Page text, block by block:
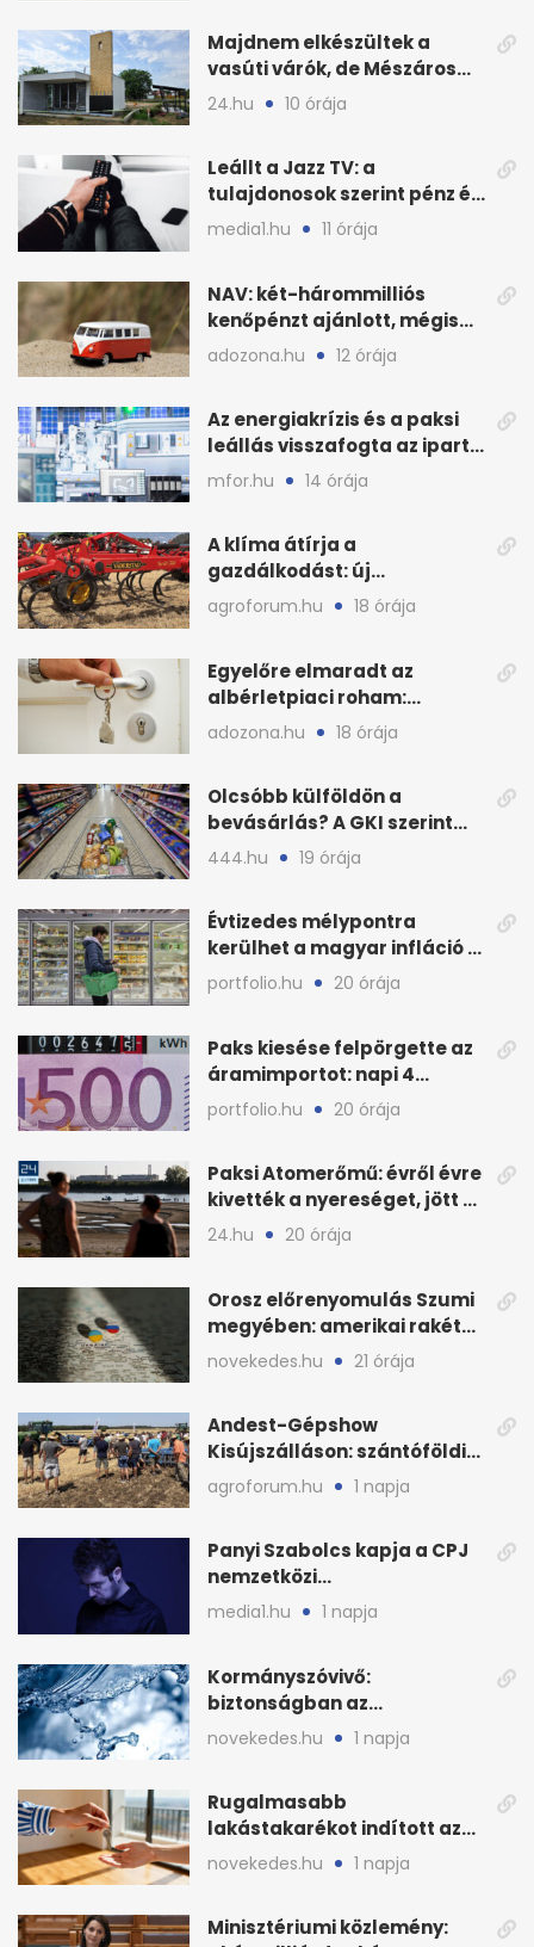
Majdnem elkészültek a
vasúti várók, de Mészáros
bizalmasa leromboltatja
24.hu 10 órája
Leállt a Jazz TV: a
tulajdonosok szerint pénz és
szabályok döntöttek
media1.hu 11 órája
NAV: két-hárommilliós
kenőpénzt ajánlott, mégis
lefoglalták a hamis árut
adozona.hu 12 órája
Az energiakrízis és a paksi
leállás visszafogta az ipart,
nyáron kisebb a kár
mfor.hu 14 órája
A klíma átírja a
gazdálkodást: új
megoldásokat keres a
mezőgazdaság
agroforum.hu 18 órája
Egyelőre elmaradt az
albérletpiaci roham:
ennyibe kerülnek a kiadó
adozona.hu 18 órája
Olcsóbb külföldön a
bevásárlás? A GKI szerint
zárkózott a magyar árszint
444.hu 19 órája
Évtizedes mélypontra
kerülhet a magyar infláció a
KSH új adata szerint
portfolio.hu 20 órája
Paks kiesése felpörgette az
áramimportot: napi 4
milliárd forintos számla
portfolio.hu 20 órája
Paksi Atomerőmű: évről évre
kivették a nyereséget, jött a
baj
24.hu 20 órája
Orosz előrenyomulás Szumi
megyében: amerikai rakéták
is zsákmányként
novekedes.hu 21 órája
Andest-Gépshow
Kisújszálláson: szántóföldi
bemutató 2026. augusztus
12-én
agroforum.hu 1 napja
Panyi Szabolcs kapja a CPJ
nemzetközi
sajtószabadság-díját
media1.hu 1 napja
Kormányszóvivő:
biztonságban az
ivóvízkészlet, nincs
stratégiai vízhiány
novekedes.hu 1 napja
Rugalmasabb
lakástakarékot indított az
OTP: két köztes kilépéssel
novekedes.hu 1 napja
Minisztériumi közlemény: